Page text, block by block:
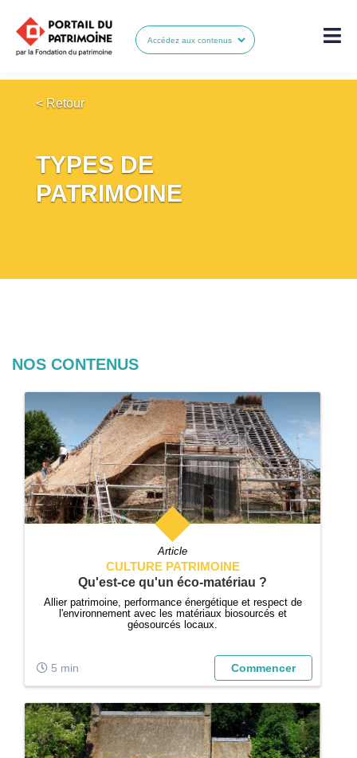
< Retour
TYPES DE
PATRIMOINE
NOS CONTENUS
Article
CULTURE PATRIMOINE
Qu'est-ce qu'un éco-matériau ?
Allier patrimoine, performance énergétique et respect de
l'environnement avec les matériaux biosourcés et
géosourcés locaux.
5 min Commencer